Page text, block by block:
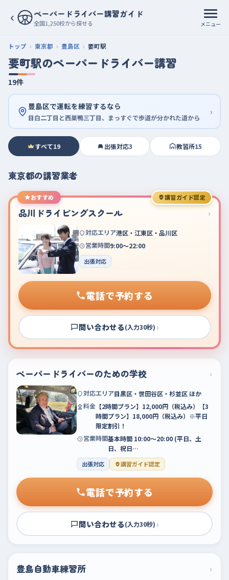
‹ ペーパードライバー講習ガイド
全国1,250校から探せる メニュー
トップ 東京都 豊島区 要町駅
要町駅のペーパードライバー講習
19件
豊島区で運転を練習するなら
目白二丁目と西巣鴨三丁目、まっすぐで歩道が分かれた道から ›
すべて19 出張対応3 教習所15
東京都の講習業者
おすすめ 講習ガイド認定
品川ドライビングスクール ›
対応エリア港区・江東区・品川区
営業時間9:00～22:00
出張対応
電話で予約する
問い合わせる(入力30秒) ›
ペーパードライバーのための学校 ›
対応エリア目黒区・世田谷区・杉並区 ほか
料金 【2時間プラン】12,000円（税込み）【3
時間プラン】18,000円（税込み）※平日
限定割引！
営業時間基本時間 10:00〜20:00 (平日、土
日、祝日…
出張対応 講習ガイド認定
電話で予約する
問い合わせる(入力30秒) ›
豊島自動車練習所 ›